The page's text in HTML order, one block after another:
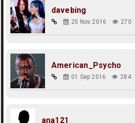
davebing
25 Nov 2016 270
American_Psycho
01 Sep 2016 284
ana121